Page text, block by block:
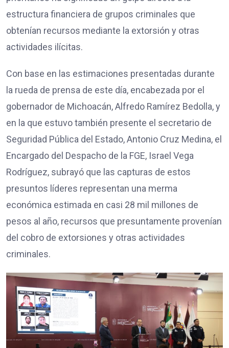
estructura financiera de grupos criminales que
obtenían recursos mediante la extorsión y otras
actividades ilícitas.
Con base en las estimaciones presentadas durante
la rueda de prensa de este día, encabezada por el
gobernador de Michoacán, Alfredo Ramírez Bedolla, y
en la que estuvo también presente el secretario de
Seguridad Pública del Estado, Antonio Cruz Medina, el
Encargado del Despacho de la FGE, Israel Vega
Rodríguez, subrayó que las capturas de estos
presuntos líderes representan una merma
económica estimada en casi 28 mil millones de
pesos al año, recursos que presuntamente provenían
del cobro de extorsiones y otras actividades
criminales.